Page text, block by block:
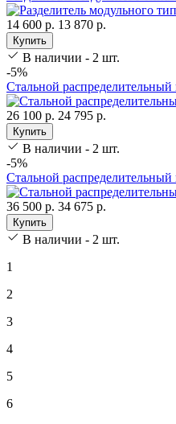
14 600 р. 13 870 р.
Купить
В наличии - 2 шт.
-5%
Стальной
26 100 р. 24 795 р.
Купить
В наличии - 2 шт.
-5%
Стальной
36 500 р. 34 675 р.
Купить
В наличии - 2 шт.
1
2
3
4
5
6